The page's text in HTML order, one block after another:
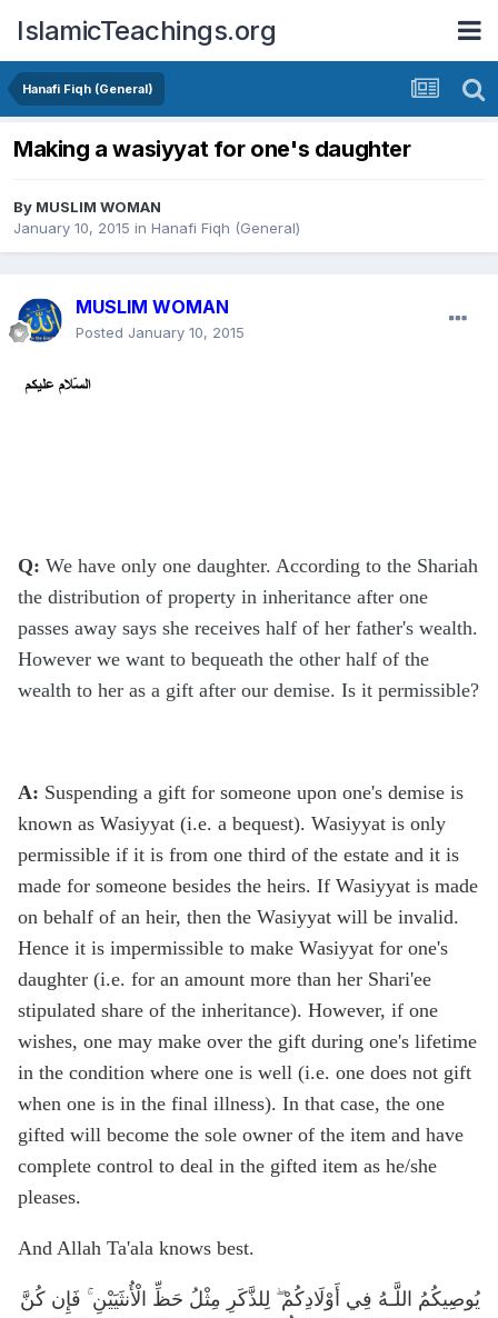
IslamicTeachings.org
Hanafi Fiqh (General)
Making a wasiyyat for one's daughter
By MUSLIM WOMAN
January 10, 2015 in Hanafi Fiqh (General)
MUSLIM WOMAN
Posted January 10, 2015
Q: We have only one daughter. According to the Shariah
the distribution of property in inheritance after one
passes away says she receives half of her father's wealth.
However we want to bequeath the other half of the
wealth to her as a gift after our demise. Is it permissible?
A: Suspending a gift for someone upon one's demise is
known as Wasiyyat (i.e. a bequest). Wasiyyat is only
permissible if it is from one third of the estate and it is
made for someone besides the heirs. If Wasiyyat is made
on behalf of an heir, then the Wasiyyat will be invalid.
Hence it is impermissible to make Wasiyyat for one's
daughter (i.e. for an amount more than her Shari'ee
stipulated share of the inheritance). However, if one
wishes, one may make over the gift during one's lifetime
in the condition where one is well (i.e. one does not gift
when one is in the final illness). In that case, the one
gifted will become the sole owner of the item and have
complete control to deal in the gifted item as he/she
pleases.
And Allah Ta'ala knows best.
يُوصِيكُمُ اللَّـهُ فِي أَوْلَادِكُمْ ۖ لِلذَّكَرِ مِثْلُ حَظِّ الْأُنثَيَيْنِ ۚ فَإِن كُنَّ